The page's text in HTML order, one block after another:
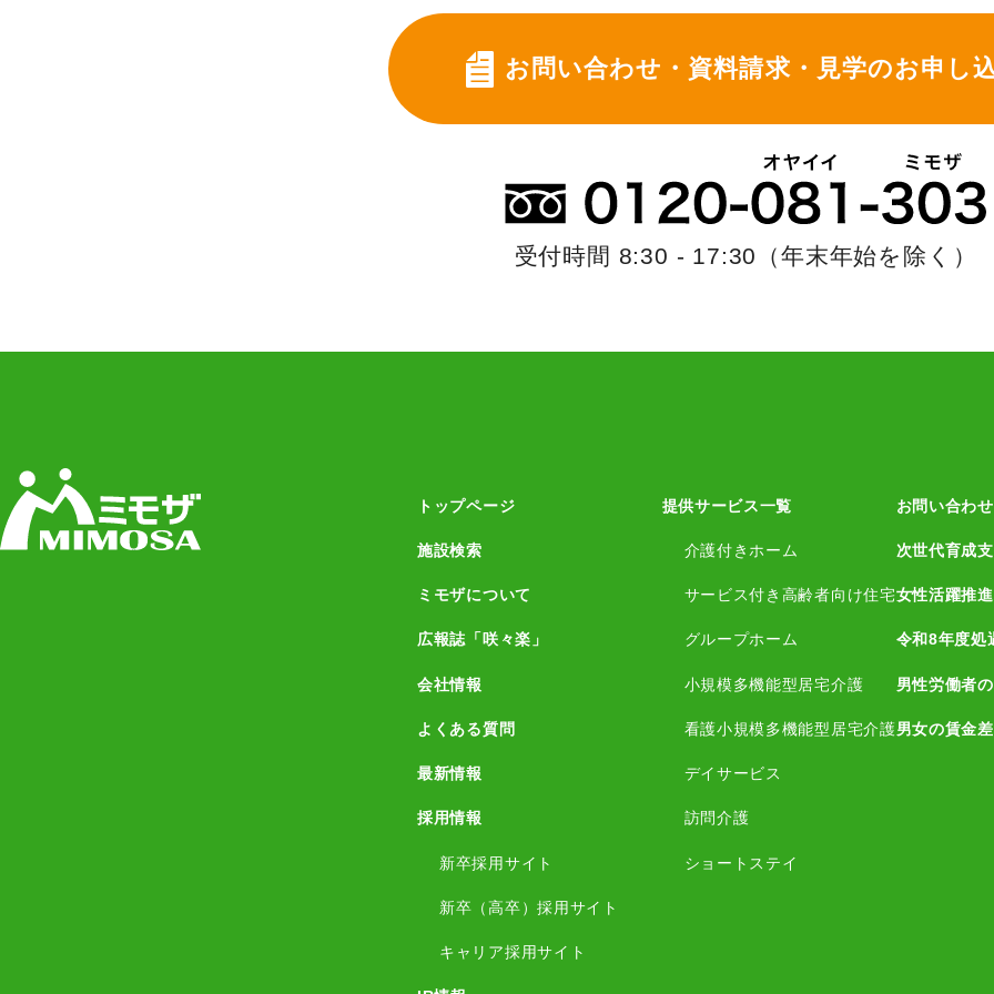
お問い合わせ・資料請求・ 見学のお申し
受付時間 8:30 - 17:30 （年末年始を除く）
トップページ
施設検索
ミモザについて
広報誌「咲々楽」
会社情報
よくある質問
最新情報
採用情報
新卒採用サイト
新卒（高卒）採用サイト
キャリア採用サイト
提供サービス一覧
介護付きホーム
サービス付き高齢者向け住宅
グループホーム
小規模多機能型居宅介護
看護小規模多機能型居宅介護
デイサービス
訪問介護
ショートステイ
お問い合わ
次世代育成
女性活躍推
令和8年度処
男性労働者
男女の賃金